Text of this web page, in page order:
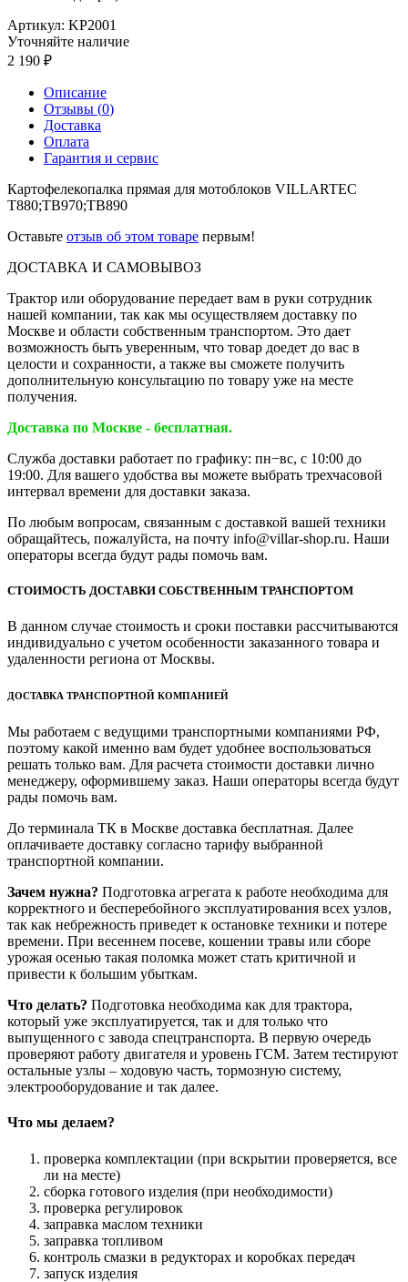
Артикул: KP2001
Уточняйте наличие
2 190
Описание
Отзывы (0)
Доставка
Оплата
Гарантия и сервис
Картофелекопалка прямая для мотоблоков VILLARTEC
T880;TB970;TB890
Оставьте отзыв об этом товаре первым!
ДОСТАВКА И САМОВЫВОЗ
Трактор или оборудование передает вам в руки сотрудник
нашей компании, так как мы осуществляем доставку по
Москве и области собственным транспортом. Это дает
возможность быть уверенным, что товар доедет до вас в
целости и сохранности, а также вы сможете получить
дополнительную консультацию по товару уже на месте
получения.
Доставка по Москве - бесплатная.
Служба доставки работает по графику: пн−вс, с 10:00 до
19:00. Для вашего удобства вы можете выбрать трехчасовой
интервал времени для доставки заказа.
По любым вопросам, связанным с доставкой вашей техники
обращайтесь, пожалуйста, на почту info@villar-shop.ru. Наши
операторы всегда будут рады помочь вам.
СТОИМОСТЬ ДОСТАВКИ СОБСТВЕННЫМ ТРАНСПОРТОМ
В данном случае стоимость и сроки поставки рассчитываются
индивидуально с учетом особенности заказанного товара и
удаленности региона от Москвы.
ДОСТАВКА ТРАНСПОРТНОЙ КОМПАНИЕЙ
Мы работаем с ведущими транспортными компаниями РФ,
поэтому какой именно вам будет удобнее воспользоваться
решать только вам. Для расчета стоимости доставки лично
менеджеру, оформившему заказ. Наши операторы всегда будут
рады помочь вам.
До терминала ТК в Москве доставка бесплатная. Далее
оплачиваете доставку согласно тарифу выбранной
транспортной компании.
Зачем нужна? Подготовка агрегата к работе необходима для
корректного и бесперебойного эксплуатирования всех узлов,
так как небрежность приведет к остановке техники и потере
времени. При весеннем посеве, кошении травы или сборе
урожая осенью такая поломка может стать критичной и
привести к большим убыткам.
Что делать? Подготовка необходима как для трактора,
который уже эксплуатируется, так и для только что
выпущенного с завода спецтранспорта. В первую очередь
проверяют работу двигателя и уровень ГСМ. Затем тестируют
остальные узлы – ходовую часть, тормозную систему,
электрооборудование и так далее.
Что мы делаем?
проверка комплектации (при вскрытии проверяется, все
ли на месте)
сборка готового изделия (при необходимости)
проверка регулировок
заправка маслом техники
заправка топливом
контроль смазки в редукторах и коробках передач
запуск изделия